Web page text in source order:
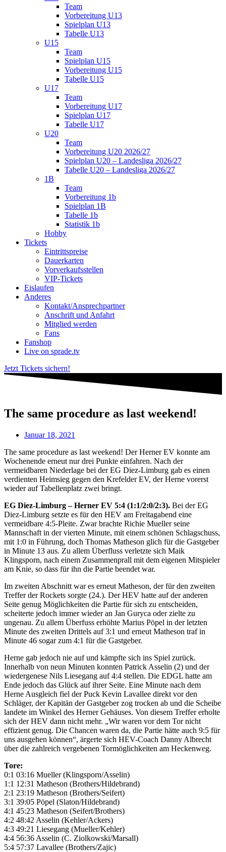
Team
Vorbereitung U13
Spielplan U13
Tabelle U13
U15
Team
Spielplan U15
Vorbereitung U15
Tabelle U15
U17
Team
Vorbereitung U17
Spielplan U17
Tabelle U17
U20
Team
Vorbereitung U20 2026/27
Spielplan U20 – Landesliga 2026/27
Tabelle U20 – Landesliga 2026/27
1B
Team
Vorbereitung 1b
Spielplan 1B
Tabelle 1b
Statistik 1b
Hobby
Tickets
Eintrittspreise
Dauerkarten
Vorverkaufsstellen
VIP-Tickets
Eislaufen
Anderes
Kontakt/Ansprechpartner
Anschrift und Anfahrt
Mitglied werden
Fans
Fanshop
Live on sprade.tv
Jetzt Tickets sichern!
The same procedure as last weekend!
Januar 18, 2021
The same procedure as last weekend! Der Herner EV konnte am
Wochenende erneut nur drei Punkte einfahren. Nach der
vermeidbaren Niederlage bei der EG Diez-Limburg gab es einen
verdienten Heimsieg gegen den Krefelder EV, der Herne vorerst
wieder auf Tabellenplatz zwei bringt.
EG Diez-Limburg – Herner EV 5:4 (1:1/2:0/2:3). Bei der EG
Diez-Limburg setzte es für den HEV am Freitagabend eine
vermeidbare 4:5-Pleite. Zwar brachte Richie Mueller seine
Mannschaft in der vierten Minute, mit einem schönen Schlagschuss,
mit 1:0 in Führung, doch Thomas Matheson glich für die Gastgeber
in Minute 13 aus. Zu allem Überfluss verletzte sich Maik
Klingsporn, nach einem Zusammenprall mit dem eigenen Mitspieler
am Knie, so dass für ihn die Partie beendet war.
Im zweiten Abschnitt war es erneut Matheson, der für den zweiten
Treffer der Rockets sorgte (24.). Der HEV hatte auf der anderen
Seite genug Möglichkeiten die Partie für sich zu entscheiden,
scheiterte jedoch immer wieder an Jan Guryca oder zielte zu
ungenau. Zu allem Überfuss erhöhte Marius Pöpel in der letzten
Minute des zweiten Drittels auf 3:1 und erneut Matheson traf in
Minute 46 sogar zum 4:1 für die Gastgeber.
Herne gab jedoch nie auf und kämpfte sich ins Spiel zurück.
Innerhalb von neun Minuten konnten Patrick Asselin (2) und der
wiedergenese Nils Liesegang auf 4:4 stellen. Die EDGL hatte am
Ende jedoch das Glück auf ihrer Seite. Eine Minute nach dem
Herne Ausgleich fiel der Puck Kevin Lavallee direkt vor den
Schläger, der Kapitän der Gastgeber zog trocken ab und die Scheibe
landete im Winkel des Herner Gehäuses. Von diesem Treffer erholte
sich der HEV dann nicht mehr. „Wir waren vor dem Tor nicht
effizient genug. Die Chancen waren da, die Partie hätte auch 9:5 für
uns ausgehen können“, ärgerte sich HEV-Coach Danny Albrecht
über die zahlreich vergebenen Tormöglichkeiten am Heckenweg.
Tore:
0:1 03:16 Mueller (Klingsporn/Asselin)
1:1 12:31 Matheson (Brothers/Hildebrand)
2:1 23:19 Matheson (Brothers/Seifert)
3:1 39:05 Pöpel (Slaton/Hildebrand)
4:1 45:23 Matheson (Seifert/Brothers)
4:2 48:42 Asselin (Kehler/Ackers)
4:3 49:21 Liesegang (Mueller/Kehler)
4:4 56:36 Asselin (C. Ziolkowski/Marsall)
5:4 57:37 Lavallee (Brothers/Zajic)